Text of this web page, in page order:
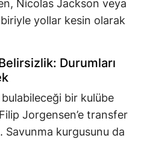
Nicolas Jackson veya
yollar kesin olarak
Durumları
bulabileceği bir kulübe
Jorgensen’e transfer
Savunma kurgusunu da